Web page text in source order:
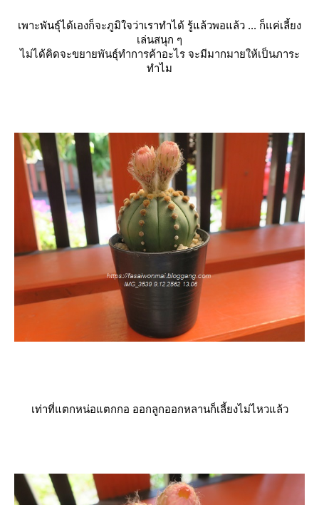
เพาะพันธุ์ได้เองก็จะภูมิใจว่าเราทำได้ รู้แล้วพอแล้ว ... ก็แค่เลี้ยง
เล่นสนุก ๆ
ไม่ได้คิดจะขยายพันธุ์ทำการค้าอะไร จะมีมากมายให้เป็นภาระ
ทำไม
เท่าที่แตกหน่อแตกกอ ออกลูกออกหลานก็เลี้ยงไม่ไหวแล้ว